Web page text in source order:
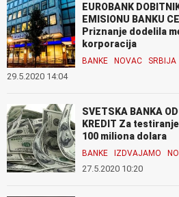
EUROBANK
EMISIONU BANKU
Priznanje dodelila
korporacija
BANKE NOVAC SRBIJA
29.5.2020 14:04
SVETSKA BANKA
KREDIT Za
100 miliona dolara
BANKE IZDVAJAMO
27.5.2020 10:20